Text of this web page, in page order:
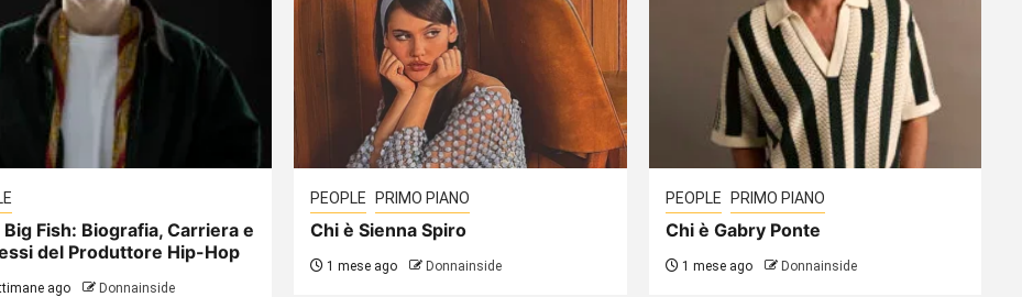
Big Fish: Biografia, Carriera e
del Produttore Hip-Hop
ago Donnainside
PEOPLE PRIMO PIANO
Chi è Sienna Spiro
1 mese ago Donnainside
PEOPLE PRIMO PIANO
Chi è Gabry Ponte
1 mese ago Donnainside